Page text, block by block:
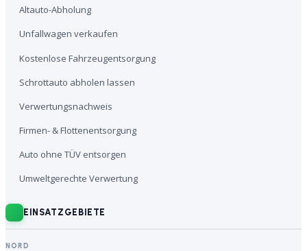
Altauto-Abholung
Unfallwagen verkaufen
Kostenlose Fahrzeugentsorgung
Schrottauto abholen lassen
Verwertungsnachweis
Firmen- & Flottenentsorgung
Auto ohne TÜV entsorgen
Umweltgerechte Verwertung
EINSATZGEBIETE
NORD